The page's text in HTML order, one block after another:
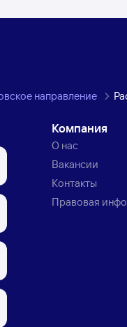
направление
Компания
О нас
Вакансии
Контакты
Правовая